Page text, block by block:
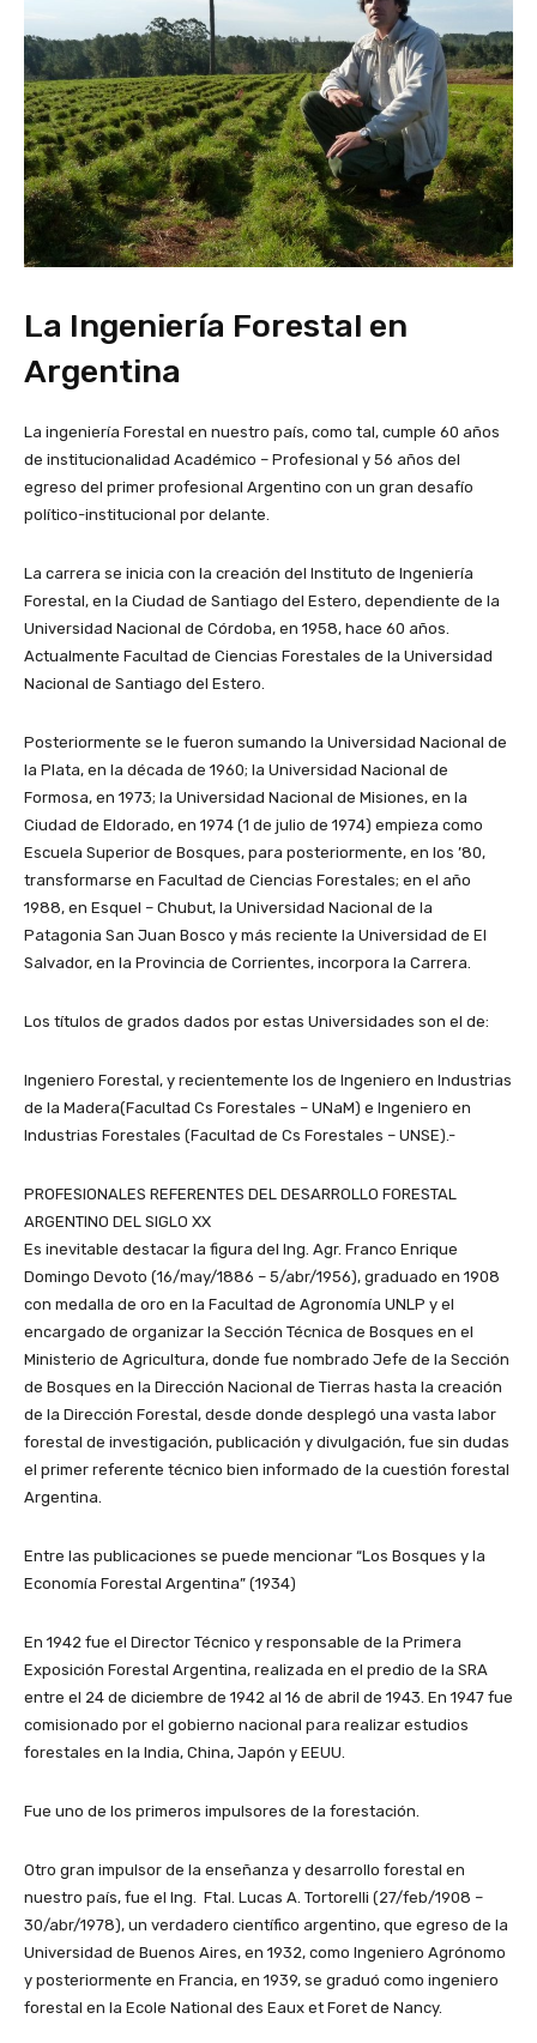
La Ingeniería Forestal en
Argentina
La ingeniería Forestal en nuestro país, como tal, cumple 60 años
de institucionalidad Académico – Profesional y 56 años del
egreso del primer profesional Argentino con un gran desafío
político-institucional por delante.
La carrera se inicia con la creación del Instituto de Ingeniería
Forestal, en la Ciudad de Santiago del Estero, dependiente de la
Universidad Nacional de Córdoba, en 1958, hace 60 años.
Actualmente Facultad de Ciencias Forestales de la Universidad
Nacional de Santiago del Estero.
Posteriormente se le fueron sumando la Universidad Nacional de
la Plata, en la década de 1960; la Universidad Nacional de
Formosa, en 1973; la Universidad Nacional de Misiones, en la
Ciudad de Eldorado, en 1974 (1 de julio de 1974) empieza como
Escuela Superior de Bosques, para posteriormente, en los ’80,
transformarse en Facultad de Ciencias Forestales; en el año
1988, en Esquel – Chubut, la Universidad Nacional de la
Patagonia San Juan Bosco y más reciente la Universidad de El
Salvador, en la Provincia de Corrientes, incorpora la Carrera.
Los títulos de grados dados por estas Universidades son el de:
Ingeniero Forestal, y recientemente los de Ingeniero en Industrias
de la Madera(Facultad Cs Forestales – UNaM) e Ingeniero en
Industrias Forestales (Facultad de Cs Forestales – UNSE).-
PROFESIONALES REFERENTES DEL DESARROLLO FORESTAL
ARGENTINO DEL SIGLO XX
Es inevitable destacar la figura del Ing. Agr. Franco Enrique
Domingo Devoto (16/may/1886 – 5/abr/1956), graduado en 1908
con medalla de oro en la Facultad de Agronomía UNLP y el
encargado de organizar la Sección Técnica de Bosques en el
Ministerio de Agricultura, donde fue nombrado Jefe de la Sección
de Bosques en la Dirección Nacional de Tierras hasta la creación
de la Dirección Forestal, desde donde desplegó una vasta labor
forestal de investigación, publicación y divulgación, fue sin dudas
el primer referente técnico bien informado de la cuestión forestal
Argentina.
Entre las publicaciones se puede mencionar “Los Bosques y la
Economía Forestal Argentina” (1934)
En 1942 fue el Director Técnico y responsable de la Primera
Exposición Forestal Argentina, realizada en el predio de la SRA
entre el 24 de diciembre de 1942 al 16 de abril de 1943. En 1947 fue
comisionado por el gobierno nacional para realizar estudios
forestales en la India, China, Japón y EEUU.
Fue uno de los primeros impulsores de la forestación.
Otro gran impulsor de la enseñanza y desarrollo forestal en
nuestro país, fue el Ing. Ftal. Lucas A. Tortorelli (27/feb/1908 –
30/abr/1978), un verdadero científico argentino, que egreso de la
Universidad de Buenos Aires, en 1932, como Ingeniero Agrónomo
y posteriormente en Francia, en 1939, se graduó como ingeniero
forestal en la Ecole National des Eaux et Foret de Nancy.